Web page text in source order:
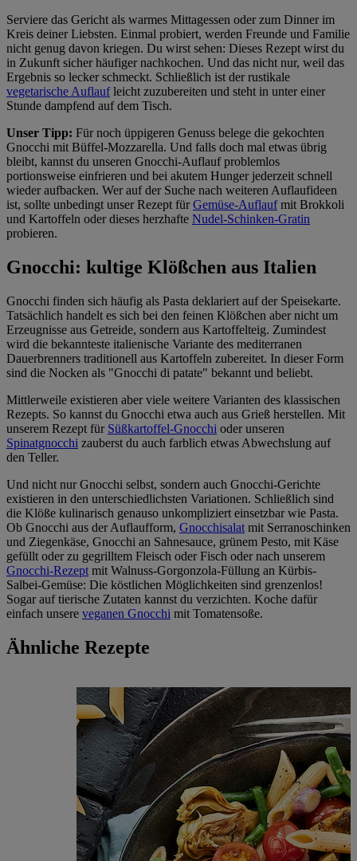
Serviere das Gericht als warmes Mittagessen oder zum Dinner im
Kreis deiner Liebsten. Einmal probiert, werden Freunde und Familie
nicht genug davon kriegen. Du wirst sehen: Dieses Rezept wirst du
in Zukunft sicher häufiger nachkochen. Und das nicht nur, weil das
Ergebnis so lecker schmeckt. Schließlich ist der rustikale
vegetarische Auflaufleicht zuzubereiten und steht in unter einer
Stunde dampfend auf dem Tisch.
Unser Tipp: Für noch üppigeren Genuss belege die gekochten
Gnocchi mit Büffel-Mozzarella. Und falls doch mal etwas übrig
bleibt, kannst du unseren Gnocchi-Auflauf problemlos
portionsweise einfrieren und bei akutem Hunger jederzeit schnell
wieder aufbacken. Wer auf der Suche nach weiteren Auflaufideen
ist, sollte unbedingt unser Rezept fürGemüse-Auflaufmit Brokkoli
und Kartoffeln oder dieses herzhafte Nudel-Schinken-Gratin
probieren.
Gnocchi: kultige Klößchen aus Italien
Gnocchi finden sich häufig als Pasta deklariert auf der Speisekarte.
Tatsächlich handelt es sich bei den feinen Klößchen aber nicht um
Erzeugnisse aus Getreide, sondern aus Kartoffelteig. Zumindest
wird die bekannteste italienische Variante des mediterranen
Dauerbrenners traditionell aus Kartoffeln zubereitet. In dieser Form
sind die Nocken als "Gnocchi di patate" bekannt und beliebt.
Mittlerweile existieren aber viele weitere Varianten des klassischen
Rezepts. So kannst du Gnocchi etwa auch aus Grieß herstellen. Mit
unserem Rezept für Süßkartoffel-Gnocchi oder unseren
Spinatgnocchi zauberst du auch farblich etwas Abwechslung auf
den Teller.
Und nicht nur Gnocchi selbst, sondern auch Gnocchi-Gerichte
existieren in den unterschiedlichsten Variationen. Schließlich sind
die Klöße kulinarisch genauso unkompliziert einsetzbar wie Pasta.
Ob Gnocchi aus der Auflaufform, Gnocchisalat mit Serranoschinken
und Ziegenkäse, Gnocchi an Sahnesauce, grünem Pesto, mit Käse
gefüllt oder zu gegrilltem Fleisch oder Fisch oder nach unserem
Gnocchi-Rezept mit Walnuss-Gorgonzola-Füllung an Kürbis-
Salbei-Gemüse: Die köstlichen Möglichkeiten sind grenzenlos!
Sogar auf tierische Zutaten kannst du verzichten. Koche dafür
einfach unsere veganen Gnocchi mit Tomatensoße.
Ähnliche Rezepte